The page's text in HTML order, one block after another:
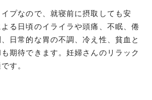
プなので、就寝前に摂取しても安
る日頃のイライラや頭痛、不眠、倦
日常的な胃の不調、冷え性、貧血と
期待できます。妊婦さんのリラック
す。